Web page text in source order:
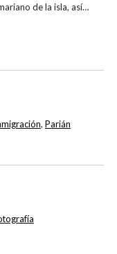
de la isla, así…
, Parián